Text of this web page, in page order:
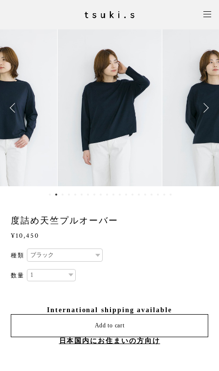
度詰め天竺プルオーバー
¥10,450
種類
数量
International shipping available
Add to cart
日本国内にお住まいの方向け